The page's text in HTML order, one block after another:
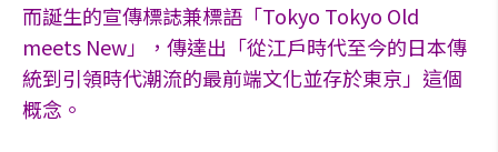
而誕生的宣傳標誌兼標語「Tokyo Tokyo Old
meets New」，傳達出「從江戶時代至今的日本傳
統到引領時代潮流的最前端文化並存於東京」這個
概念。